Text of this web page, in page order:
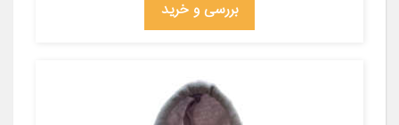
بررسی و خرید